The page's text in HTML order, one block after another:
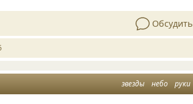
Обсудить
звезды небо руки